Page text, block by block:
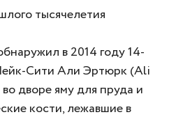
тысячелетия
в 2014 году 14-
Сити Али Эртюрк (Ali
дворе яму для пруда и
кости, лежавшие в